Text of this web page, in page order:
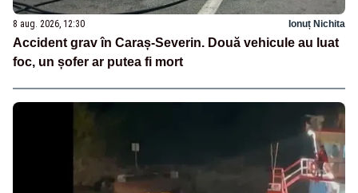
8 aug. 2026, 12:30 Ionuț Nichita
Accident grav în Caraș-Severin. Două vehicule au luat
foc, un șofer ar putea fi mort